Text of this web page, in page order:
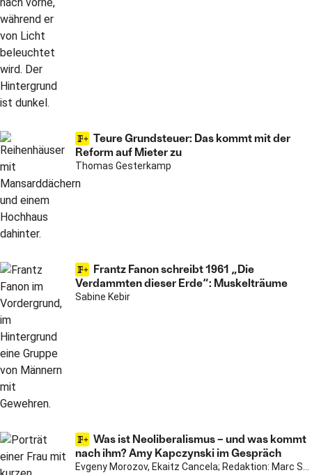
Teure Grundsteuer: Das kommt mit der
Reform auf Mieter zu
Thomas Gesterkamp
Frantz Fanon schreibt 1961 „Die
Verdammten dieser Erde“: Muskelträume
Sabine Kebir
Was ist Neoliberalismus – und was kommt
nach ihm? Amy Kapczynski im Gespräch